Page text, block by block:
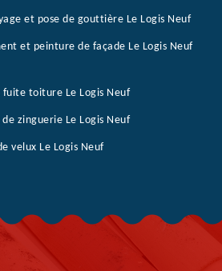
et pose de gouttière Le Logis Neuf
et peinture de façade Le Logis Neuf
toiture Le Logis Neuf
zinguerie Le Logis Neuf
velux Le Logis Neuf